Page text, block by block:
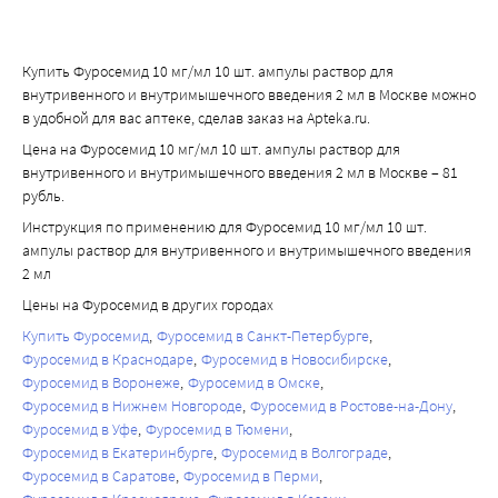
Доза зависит от реакции на фуросемид. До и во время
лечения препаратом Фуросемид следует
контролировать и восстанавливать потери жидкости и
электролитов
Нарушение со стороны крови и лимфатической системы
Часто: гемоконцентрация. Нечасто: тромбоцитопения
Редко: лейкопения, эозинофилия.
Очень редко: агранулоцитоз, апластическая анемия или
гемолитическая анемия. Нарушение со стороны костно-
мышечной системы и соединительной ткани Частота
неизвестна: случаи рабдомиолиза, часто связанные с
тяжелой гипокалиемией. Врожденные, наследственные
и генетические нарушения
Частота неизвестна: повышенный риск незаращения
артериального протока, когда фуросемид вводится
недоношенным детям в течение первой недели жизни.
Общие расстройства и нарушения в месте введения
Редко: лихорадка.
Частота неизвестна: после внутримышечного введения
возможна местная реакция в виде боли.
Так как некоторые побочные реакции (такие как
(НПВП) - НПВП, включая ацетилсалициловую кислоту,
могут уменьшить диуретическое действие фуросемида. У
пациентов с гиповолемией и дегидратацией (в том числе
и на фоне приема фуросемида) НПВП могут вызвать
развитие острой почечной недостаточности. Фуросемид
может увеличить токсичность салицилатов.
Фенитоин - уменьшение диуретического действия
фуросемида
Гипотензивные препараты, диуретики или другие
препараты, способные снижать артериальное давление -
при сочетании с фуросемидом ожидается более
выраженное снижение артериального давления.
Пробенецид, метотрексат или другие препараты,
которые, как и фуросемид, секретируют-ся в почечных
канальцах, могут уменьшить эффекты фуросемида
(одинаковый путь почечной секреции), с другой стороны
фуросемид может приводить к снижению выведения
Купить Фуросемид 10 мг/мл 10 шт. ампулы раствор для
внутривенного и внутримышечного введения 2 мл в Москве можно
в удобной для вас аптеке, сделав заказ на Apteka.ru.
Цена на Фуросемид 10 мг/мл 10 шт. ампулы раствор для
внутривенного и внутримышечного введения 2 мл в Москве – 81
рубль.
Инструкция по применению для Фуросемид 10 мг/мл 10 шт.
ампулы раствор для внутривенного и внутримышечного введения
2 мл
Цены на Фуросемид в других городах
Купить Фуросемид Фуросемид в Санкт-Петербурге
Фуросемид в Краснодаре Фуросемид в Новосибирске
Фуросемид в Воронеже Фуросемид в Омске
Фуросемид в Нижнем Новгороде Фуросемид в Ростове-на-Дону
Фуросемид в Уфе Фуросемид в Тюмени
Фуросемид в Екатеринбурге Фуросемид в Волгограде
Фуросемид в Саратове Фуросемид в Перми